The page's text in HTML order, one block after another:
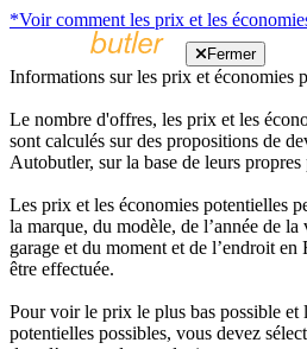
*Voir comment les prix et les
Fermer
Informations sur les prix et économies
Le nombre d'offres, les prix et les
sont calculés sur des propositions de
Autobutler, sur la base de leurs
Les prix et les économies potentielles
la marque, du modèle, de l’année de
garage et du moment et de l’endroit
être effectuée.
Pour voir le prix le plus bas possible et
potentielles possibles, vous devez